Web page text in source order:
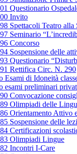
Questionario
Invito
Spettacoli Teatro alla
Seminario
Concorso
Sospensione delle
Questionario
Rettifica Circ. N. 290
Esami di Idoneità
esami preliminari
Convocazione
Olimpiadi delle
Orientamento Attivo
Sospensione delle
Certificazioni
Olimpiadi Lingue
Incontri I-Care